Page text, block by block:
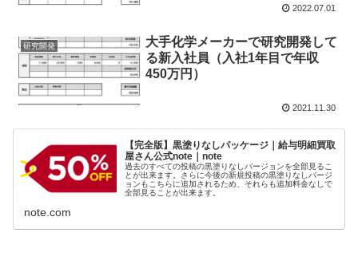
2022.07.01
研究開発
大手化学メーカーで研究開発して
る新入社員（入社1年目で年収
450万円）
2021.11.30
【完全版】黒塗りなしパッケージ｜給与明細買取
屋さん公式note｜note
過去のすべての投稿の黒塗りなしバージョンを全部見るこ
とが出来ます。さらに今後の新規投稿の黒塗りなしバージ
ョンもこちらに追加されるため、それらも追加料金なしで
全部見ることが出来ます。
note.com